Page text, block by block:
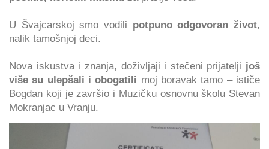
U Švajcarskoj smo vodili potpuno odgovoran život,
nalik tamošnjoj deci.
Nova iskustva i znanja, doživljaji i stečeni prijatelji još
više su ulepšali i obogatili moj boravak tamo – ističe
Bogdan koji je završio i Muzičku osnovnu školu Stevan
Mokranjac u Vranju.